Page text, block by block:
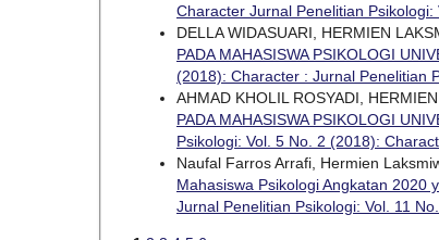
Character Jurnal Penelitian
DELLA WIDASUARI, HERMIEN
PADA MAHASISWA PSIKOLOGI
(2018): Character : Jurnal Penelitian
AHMAD KHOLIL ROSYADI,
PADA MAHASISWA PSIKOLOGI
Psikologi: Vol. 5 No. 2 (2018):
Naufal Farros Arrafi, Hermien
Mahasiswa Psikologi Angkatan 2020
Jurnal Penelitian Psikologi: Vol. 11